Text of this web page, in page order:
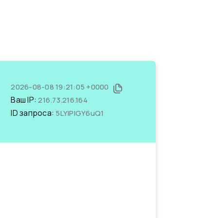
2026-08-08 19:21:05 +0000
Ваш IP:216.73.216.164
ID запроса: 5LYIPIGY6uQ1